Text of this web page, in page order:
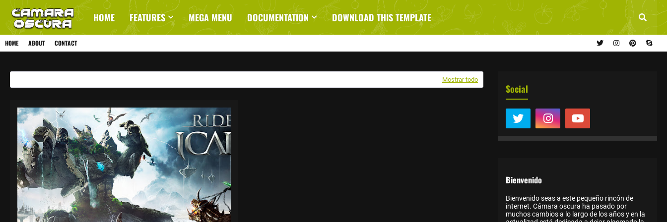
HOME FEATURES MEGA MENU DOCUMENTATION DOWNLOAD THIS TEMPLATE
HOME ABOUT CONTACT
Mostrar todo
Social
Bienvenido
Bienvenido seas a este pequeño rincón de
internet. Cámara oscura ha pasado por
muchos cambios a lo largo de los años y en la